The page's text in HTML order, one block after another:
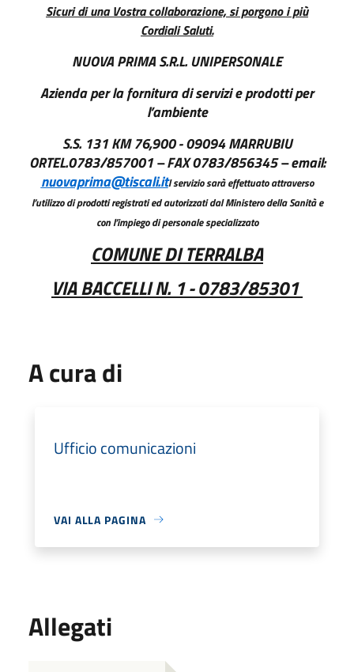
Sicuri di una Vostra collaborazione, si porgono i più
Cordiali Saluti.
NUOVA PRIMA S.R.L. UNIPERSONALE
Azienda per la fornitura di servizi e prodotti per
l’ambiente
S.S. 131 KM 76,900 - 09094 MARRUBIU
ORTEL.0783/857001 – FAX 0783/856345 – email:
nuovaprima@tiscali.itl servizio sarà effettuato attraverso
l’utilizzo di prodotti registrati ed autorizzati dal Ministero della Sanità e
con l’impiego di personale specializzato
COMUNE DI TERRALBA
VIA BACCELLI N. 1 - 0783/85301
A cura di
Ufficio comunicazioni
VAI ALLA PAGINA
Allegati